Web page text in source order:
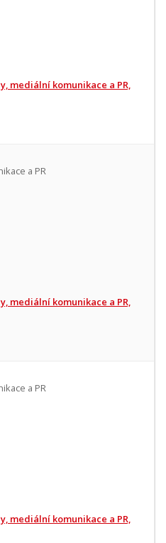
mediální komunikace a PR,
a PR
mediální komunikace a PR,
a PR
mediální komunikace a PR,